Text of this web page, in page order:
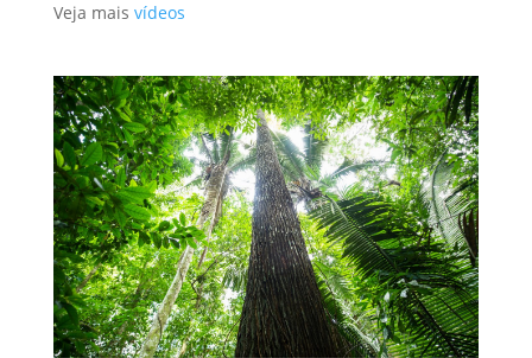
Veja mais vídeos